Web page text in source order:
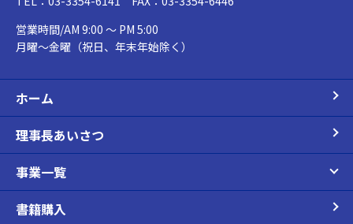
営業時間/AM 9:00 ～ PM 5:00
月曜～金曜（祝日、年末年始除く）
ホーム
理事長あいさつ
事業一覧
書籍購入